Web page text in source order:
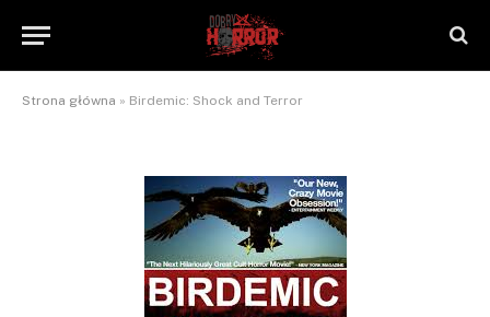
Strona główna » Birdemic: Shock and Terror
NaTrzeźwoNieWarto
2012-11-21